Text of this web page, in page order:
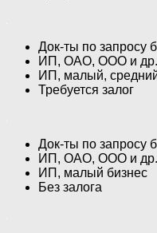
Док-ты по запросу
ИП, ОАО, ООО и др.
ИП, малый,
Требуется залог
Док-ты по запросу
ИП, ОАО, ООО и др.
ИП, малый бизнес
Без залога